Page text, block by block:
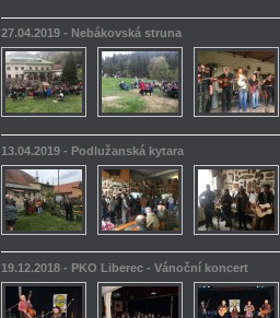
27.04.2019 - Nebákovská struna
13.04.2019 - Podlužanská kytara
19.12.2018 - PKO Liberec - Vánoční koncert